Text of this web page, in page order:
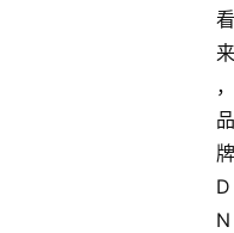
看
来
，
品
牌
D
N